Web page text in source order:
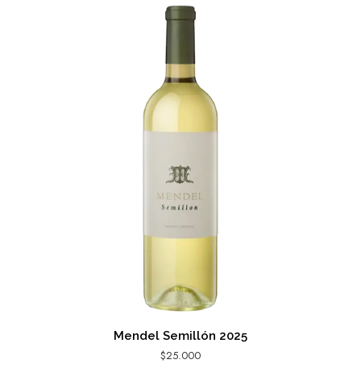
Mendel Semillón 2025
$25.000